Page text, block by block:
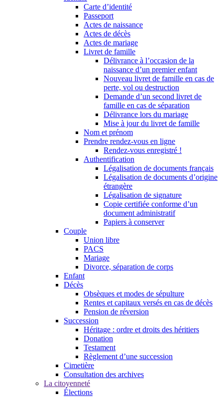
Carte d’identité
Passeport
Actes de naissance
Actes de décès
Actes de mariage
Livret de famille
Délivrance à l’occasion de la
naissance d’un premier enfant
Nouveau livret de famille en cas de
perte, vol ou destruction
Demande d’un second livret de
famille en cas de séparation
Délivrance lors du mariage
Mise à jour du livret de famille
Nom et prénom
Prendre rendez-vous en ligne
Rendez-vous enregistré !
Authentification
Légalisation de documents français
Légalisation de documents d’origine
étrangère
Légalisation de signature
Copie certifiée conforme d’un
document administratif
Papiers à conserver
Couple
Union libre
PACS
Mariage
Divorce, séparation de corps
Enfant
Décès
Obsèques et modes de sépulture
Rentes et capitaux versés en cas de décès
Pension de réversion
Succession
Héritage : ordre et droits des héritiers
Donation
Testament
Règlement d’une succession
Cimetière
Consultation des archives
La citoyenneté
Élections